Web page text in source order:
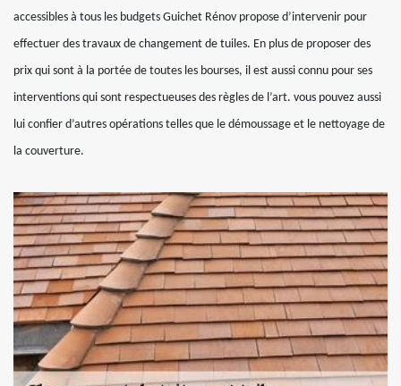
accessibles à tous les budgets Guichet Rénov propose d’intervenir pour
effectuer des travaux de changement de tuiles. En plus de proposer des
prix qui sont à la portée de toutes les bourses, il est aussi connu pour ses
interventions qui sont respectueuses des règles de l’art. vous pouvez aussi
lui confier d’autres opérations telles que le démoussage et le nettoyage de
la couverture.